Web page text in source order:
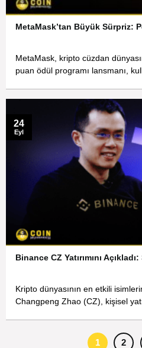
MetaMask’tan Büyük Sürpriz:
MetaMask, kripto cüzdan
puan ödül programı lansmanı,
Binance CZ Yatırımını
Kripto dünyasının en etkili
Changpeng Zhao (CZ), kişisel
24
Eyl
1 2